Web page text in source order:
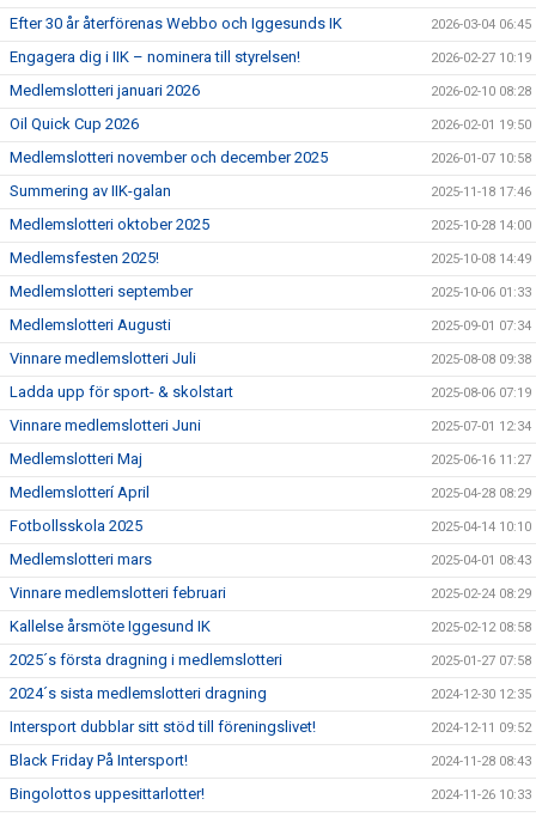
Efter 30 år återförenas Webbo och Iggesunds IK 2026-03-04 06:45
Engagera dig i IIK – nominera till styrelsen! 2026-02-27 10:19
Medlemslotteri januari 2026 2026-02-10 08:28
Oil Quick Cup 2026 2026-02-01 19:50
Medlemslotteri november och december 2025 2026-01-07 10:58
Summering av IIK-galan 2025-11-18 17:46
Medlemslotteri oktober 2025 2025-10-28 14:00
Medlemsfesten 2025! 2025-10-08 14:49
Medlemslotteri september 2025-10-06 01:33
Medlemslotteri Augusti 2025-09-01 07:34
Vinnare medlemslotteri Juli 2025-08-08 09:38
Ladda upp för sport- & skolstart 2025-08-06 07:19
Vinnare medlemslotteri Juni 2025-07-01 12:34
Medlemslotteri Maj 2025-06-16 11:27
Medlemslotterí April 2025-04-28 08:29
Fotbollsskola 2025 2025-04-14 10:10
Medlemslotteri mars 2025-04-01 08:43
Vinnare medlemslotteri februari 2025-02-24 08:29
Kallelse årsmöte Iggesund IK 2025-02-12 08:58
2025´s första dragning i medlemslotteri 2025-01-27 07:58
2024´s sista medlemslotteri dragning 2024-12-30 12:35
Intersport dubblar sitt stöd till föreningslivet! 2024-12-11 09:52
Black Friday På Intersport! 2024-11-28 08:43
Bingolottos uppesittarlotter! 2024-11-26 10:33